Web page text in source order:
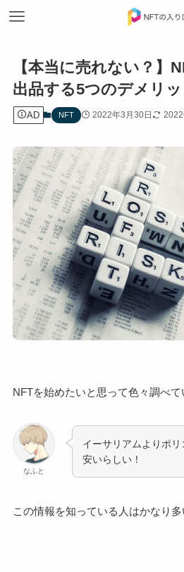
【本当に売れない？】
出品する5つのデメリッ
AD NFT 2022年3月30日
NFTを始めたいと思って色々調べて
なふと
イーサリアムよりポ
安いらしい！
この情報を知っている人はかなり多